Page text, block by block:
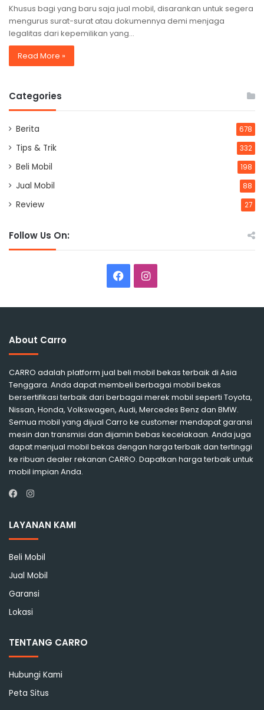
Khusus bagi yang baru saja jual mobil, disarankan untuk segera
mengurus surat-surat atau dokumennya demi menjaga
legalitas dari kepemilikan yang…
Read More »
Categories
Berita 678
Tips & Trik 332
Beli Mobil 198
Jual Mobil 88
Review 27
Follow Us On:
FacebookInstagram
About Carro
CARRO adalah platform jual beli mobil bekas terbaik di Asia
Tenggara. Anda dapat membeli berbagai mobil bekas
bersertifikasi terbaik dari berbagai merek mobil seperti Toyota,
Nissan, Honda, Volkswagen, Audi, Mercedes Benz dan BMW.
Semua mobil yang dijual Carro ke customer mendapat garansi
mesin dan transmisi dan dijamin bebas kecelakaan. Anda juga
dapat menjual mobil bekas dengan harga terbaik dan tertinggi
ke ribuan dealer rekanan CARRO. Dapatkan harga terbaik untuk
mobil impian Anda.
Instagram
LAYANAN KAMI
Beli Mobil
Jual Mobil
Garansi
Lokasi
TENTANG CARRO
Hubungi Kami
Peta Situs